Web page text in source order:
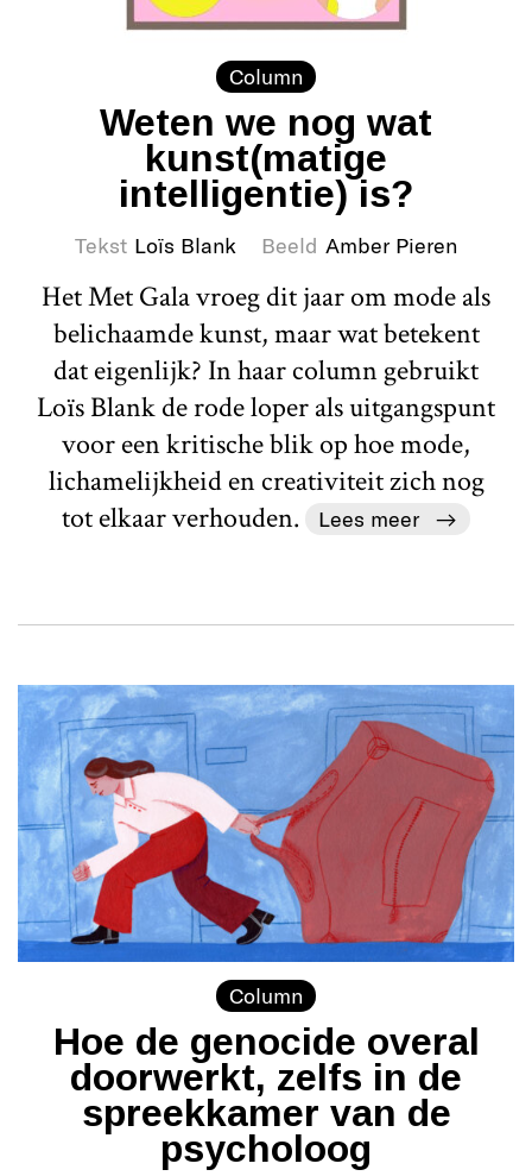
Column
Weten we nog wat
kunst(matige
intelligentie) is?
Tekst Loïs Blank Beeld Amber Pieren
Het Met Gala vroeg dit jaar om mode als
belichaamde kunst, maar wat betekent
dat eigenlijk? In haar column gebruikt
Loïs Blank de rode loper als uitgangspunt
voor een kritische blik op hoe mode,
lichamelijkheid en creativiteit zich nog
tot elkaar verhouden.
Lees meer
Column
Hoe de genocide overal
doorwerkt, zelfs in de
spreekkamer van de
psycholoog